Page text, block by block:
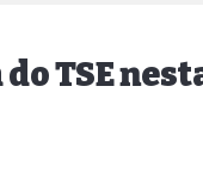
TSE